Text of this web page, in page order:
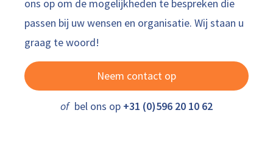
ons op om de mogelijkheden te bespreken die
passen bij uw wensen en organisatie. Wij staan u
graag te woord!
Neem contact op
of bel ons op +31 (0)596 20 10 62